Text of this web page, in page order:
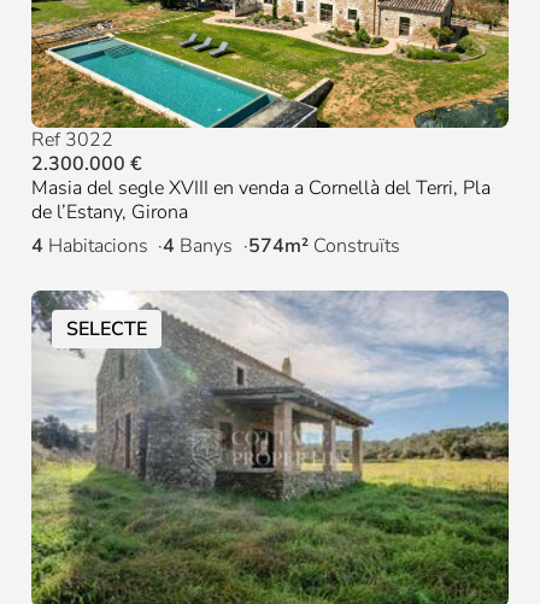
Ref 3022
2.300.000 €
Masia del segle XVIII en venda a Cornellà del Terri, Pla
de l’Estany, Girona
4 Habitacions 4 Banys 574m² Construïts
SELECTE